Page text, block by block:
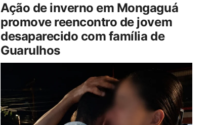
Ação de inverno em Mongaguá
promove reencontro de jovem
desaparecido com família de
Guarulhos